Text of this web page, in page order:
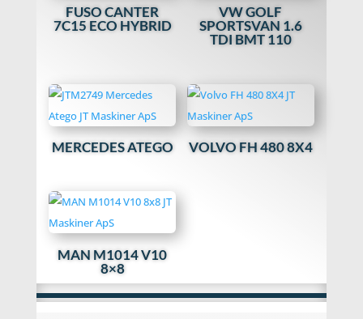
FUSO CANTER
7C15 ECO HYBRID
VW GOLF
SPORTSVAN 1.6
TDI BMT 110
MERCEDES ATEGO VOLVO FH 480 8X4
MAN M1014 V10
8×8